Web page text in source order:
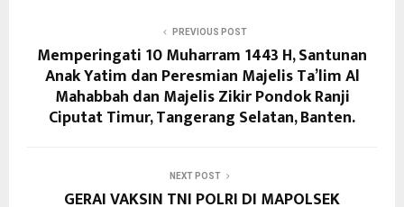
PREVIOUS POST
Memperingati 10 Muharram 1443 H, Santunan
Anak Yatim dan Peresmian Majelis Ta’lim Al
Mahabbah dan Majelis Zikir Pondok Ranji
Ciputat Timur, Tangerang Selatan, Banten.
NEXT POST
GERAI VAKSIN TNI POLRI DI MAPOLSEK